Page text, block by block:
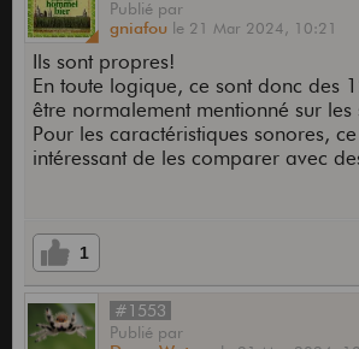
Publié par
gniafou le 21 Mar 2024, 10:21
Ils sont propres!
En toute logique, ce sont donc des
être normalement mentionné sur les
Pour les caractéristiques sonores,
intéressant de les comparer avec
1
#1553
Publié par